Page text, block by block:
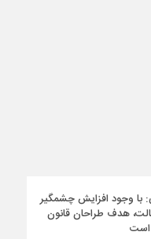
با وجود افزایش چشمگیر
هدف طراحان قانون
است